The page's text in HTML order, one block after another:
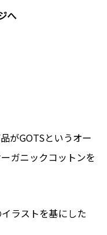
へ
がGOTSというオー
ガニックコットンを
ラストを基にした